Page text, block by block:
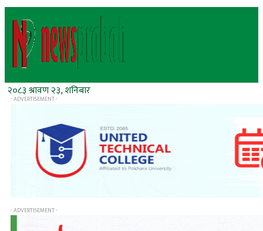
२०८३ श्रावण २३, शनिबार
- ADVERTISEMENT -
- ADVERTISEMENT -